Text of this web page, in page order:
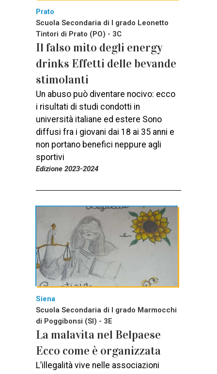
Prato
Scuola Secondaria di I grado Leonetto
Tintori di Prato (PO) - 3C
Il falso mito degli energy
drinks Effetti delle bevande
stimolanti
Un abuso può diventare nocivo: ecco
i risultati di studi condotti in
università italiane ed estere Sono
diffusi fra i giovani dai 18 ai 35 anni e
non portano benefici neppure agli
sportivi
Edizione 2023-2024
Siena
Scuola Secondaria di I grado Marmocchi
di Poggibonsi (SI) - 3E
La malavita nel Belpaese
Ecco come è organizzata
L’illegalità vive nelle associazioni